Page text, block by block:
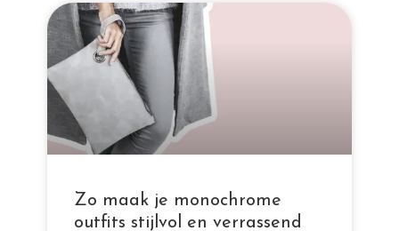
Zo maak je monochrome
outfits stijlvol en verrassend